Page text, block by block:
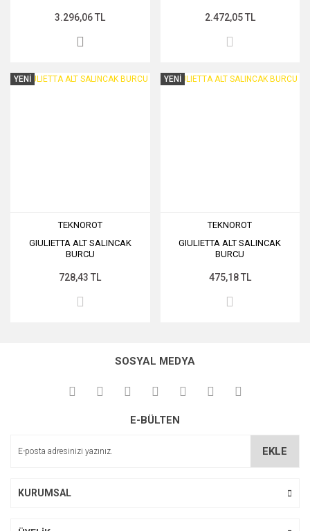
3.296,06 TL 2.472,05 TL
YENİ
TEKNOROT
GIULIETTA ALT SALINCAK
BURCU
728,43 TL
YENİ
TEKNOROT
GIULIETTA ALT SALINCAK
BURCU
475,18 TL
SOSYAL MEDYA
E-BÜLTEN
EKLE
KURUMSAL